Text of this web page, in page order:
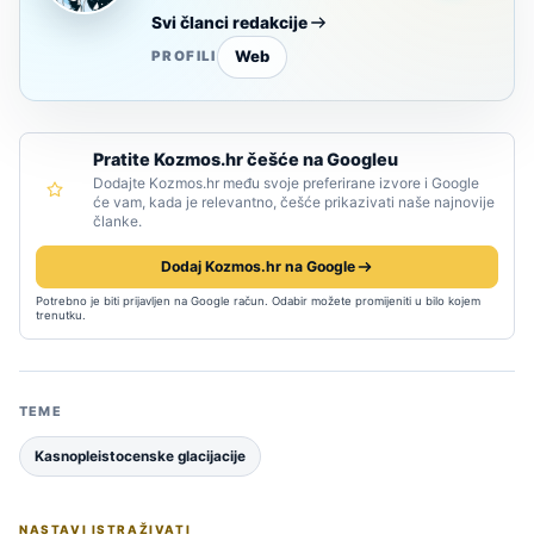
Svi članci redakcije
PROFILI Web
Pratite Kozmos.hr češće na Googleu
Dodajte Kozmos.hr među svoje preferirane izvore i Google
će vam, kada je relevantno, češće prikazivati naše najnovije
članke.
Dodaj Kozmos.hr na Google
Potrebno je biti prijavljen na Google račun. Odabir možete promijeniti u bilo kojem
trenutku.
TEME
Kasnopleistocenske glacijacije
NASTAVI ISTRAŽIVATI